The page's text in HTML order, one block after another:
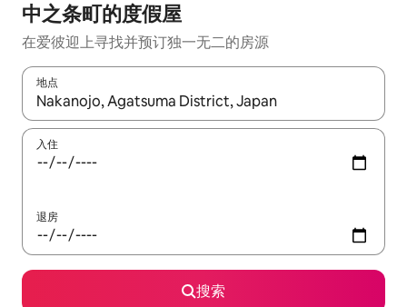
中之条町的度假屋
在爱彼迎上寻找并预订独一无二的房源
地点
如有搜索结果，请使用上下方向键查看，或通过点击或滑动手势
入住
退房
搜索